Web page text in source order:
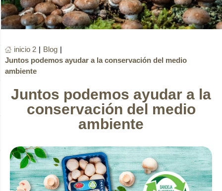
inicio 2 | Blog |
Juntos podemos ayudar a la conservación del medio
ambiente
Juntos podemos ayudar a la
conservación del medio
ambiente